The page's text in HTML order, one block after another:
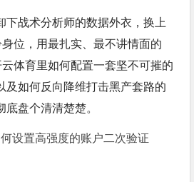
下战术分析师的数据外衣，换上
身位，用最扎实、最不讲情面的
云体育里如何配置一套坚不可摧的
及如何反向降维打击黑产套路的
盘个清清楚楚。